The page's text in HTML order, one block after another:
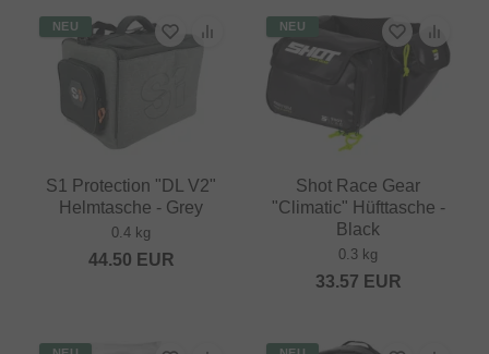
NEU
S1 Protection "DL V2"
Helmtasche - Grey
0.4 kg
44.50 EUR
NEU
Shot Race Gear
"Climatic" Hüfttasche -
Black
0.3 kg
33.57 EUR